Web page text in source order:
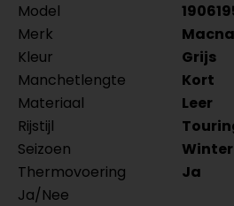
Model
Merk
Macna
Kleur
Grijs
Manchetlengte
Kort
Materiaal
Leer
Rijstijl
Seizoen
Winter
Thermovoering
Ja/Nee
Ja